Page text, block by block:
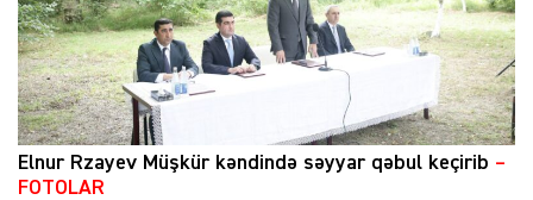
Elnur Rzayev Müşkür kəndində səyyar qəbul keçirib –
FOTOLAR